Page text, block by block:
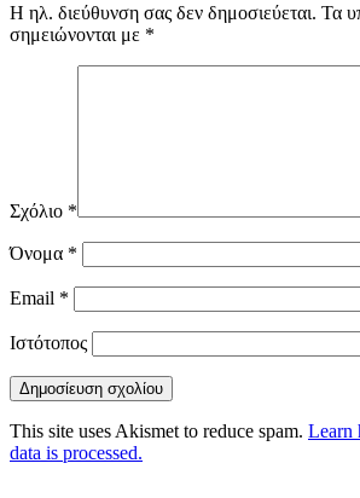
Η ηλ. διεύθυνση σας δεν δημοσιεύεται. Τα
σημειώνονται με *
Σχόλιο *
Όνομα *
Email *
Ιστότοπος
This site uses Akismet to reduce spam. Learn
data is processed.